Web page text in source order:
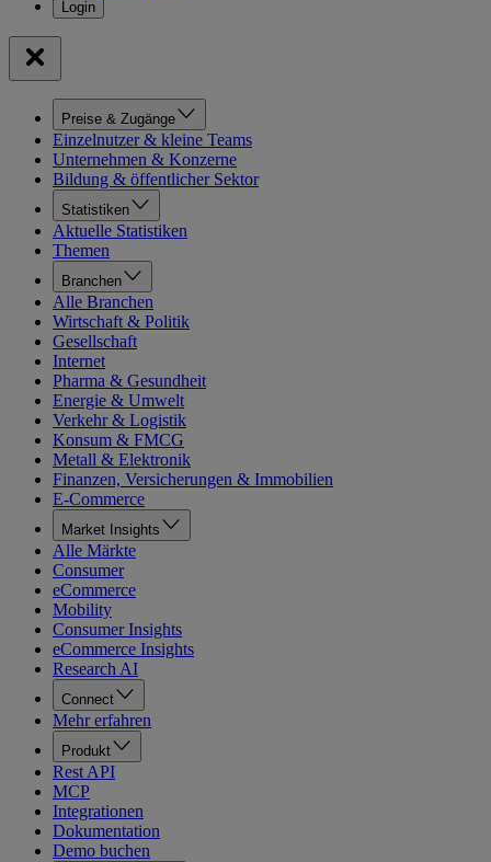
Preise & Zugänge
Einzelnutzer & kleine Teams
Unternehmen & Konzerne
Bildung & öffentlicher Sektor
Statistiken
Aktuelle Statistiken
Themen
Branchen
Alle Branchen
Wirtschaft & Politik
Gesellschaft
Internet
Pharma & Gesundheit
Energie & Umwelt
Verkehr & Logistik
Konsum & FMCG
Metall & Elektronik
Finanzen, Versicherungen & Immobilien
E-Commerce
Market Insights
Alle Märkte
Consumer
eCommerce
Mobility
Consumer Insights
eCommerce Insights
Research AI
Connect
Mehr erfahren
Produkt
Rest API
MCP
Integrationen
Dokumentation
Demo buchen